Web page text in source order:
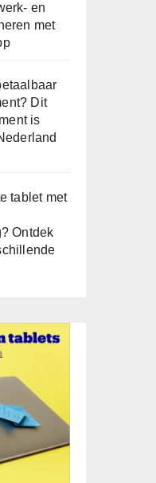
en
met
Dit
is
tablet met
Ontdek